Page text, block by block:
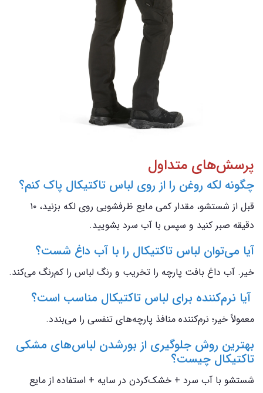
پرسش‌های متداول
چگونه لکه روغن را از روی لباس تاکتیکال پاک کنم؟
قبل از شستشو، مقدار کمی مایع ظرفشویی روی لکه بزنید، ۱۰
دقیقه صبر کنید و سپس با آب سرد بشویید.
آیا می‌توان لباس تاکتیکال را با آب داغ شست؟
خیر. آب داغ بافت پارچه را تخریب و رنگ لباس را کم‌رنگ می‌کند.
آیا نرم‌کننده برای لباس تاکتیکال مناسب است؟
معمولاً خیر؛ نرم‌کننده منافذ پارچه‌های تنفسی را می‌بندد.
بهترین روش جلوگیری از بورشدن لباس‌های مشکی
تاکتیکال چیست؟
شستشو با آب سرد + خشک‌کردن در سایه + استفاده از مایع